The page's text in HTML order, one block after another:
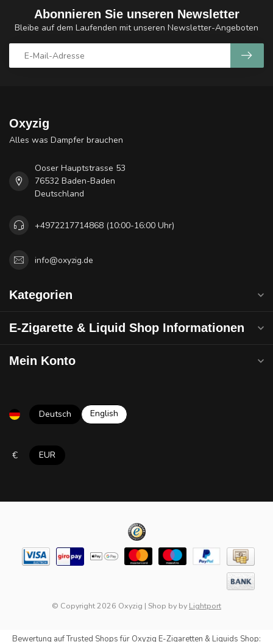
Abonnieren Sie unseren Newsletter
Bleibe auf dem Laufenden mit unseren Newsletter-Angeboten
Oxyzig
Alles was Dampfer brauchen
Ooser Hauptstrasse 53
76532 Baden-Baden
Deutschland
+4972217714868 (10:00-16:00 Uhr)
info@oxyzig.de
Kategorien
E-Zigarette & Liquid Shop Informationen
Mein Konto
Deutsch English
€ EUR
© Copyright 2026 Oxyzig | Shop by by Lightport
Bewertung aufTrusted Shopsfür Oxyzig E-Zigaretten & Liquids Shop: